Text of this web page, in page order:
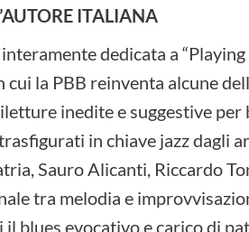
ITALIANA
dedicata a “Playing
la PBB reinventa alcune
inedite e suggestive per
in chiave jazz dagli
Sauro Alicanti, Riccardo
tra melodia e
blues evocativo e carico di